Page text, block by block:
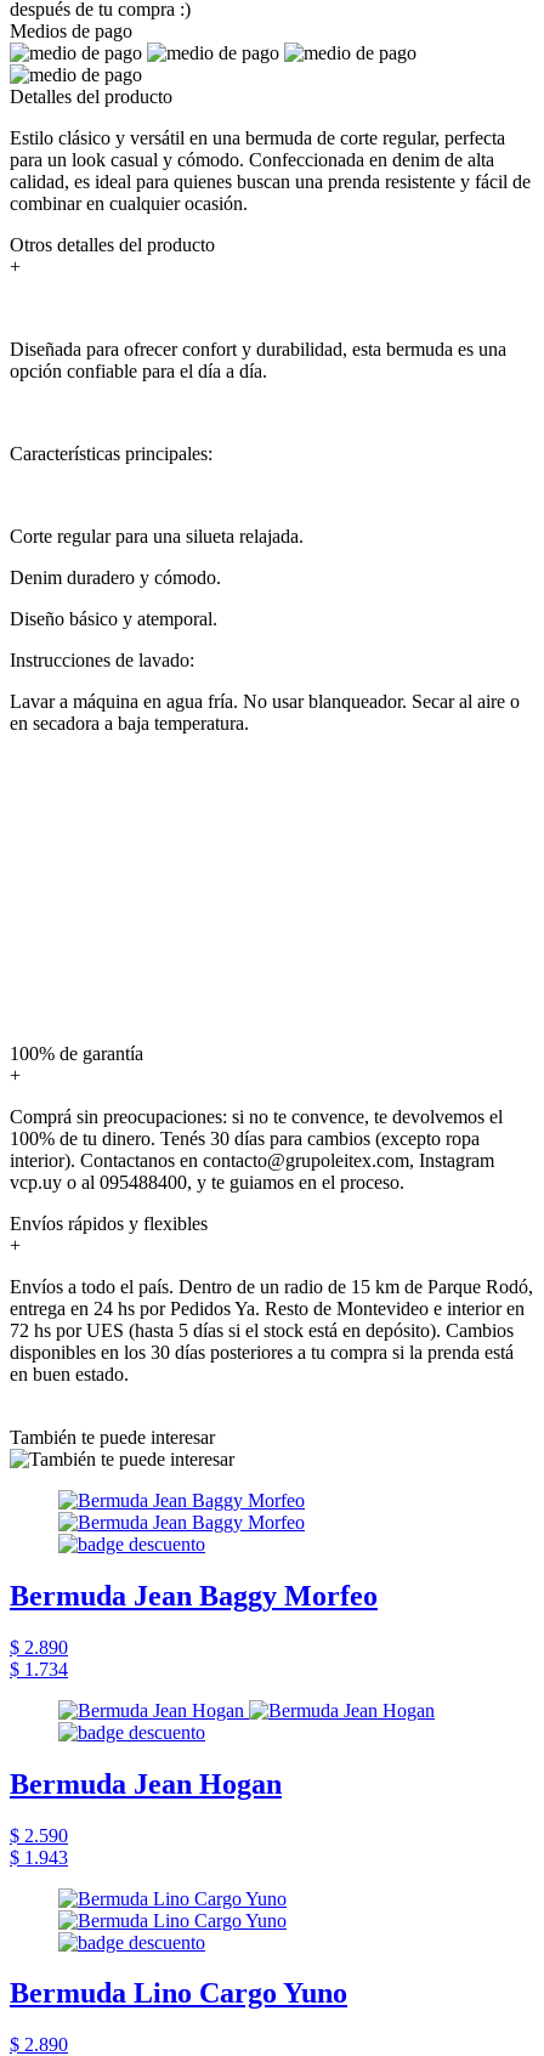
después de tu compra :)
Medios de pago
Detalles del producto
Estilo clásico y versátil en una bermuda de corte regular, perfecta
para un look casual y cómodo. Confeccionada en denim de alta
calidad, es ideal para quienes buscan una prenda resistente y fácil de
combinar en cualquier ocasión.
Otros detalles del producto
+
Diseñada para ofrecer confort y durabilidad, esta bermuda es una
opción confiable para el día a día.
Características principales:
Corte regular para una silueta relajada.
Denim duradero y cómodo.
Diseño básico y atemporal.
Instrucciones de lavado:
Lavar a máquina en agua fría. No usar blanqueador. Secar al aire o
en secadora a baja temperatura.
100% de garantía
+
Comprá sin preocupaciones: si no te convence, te devolvemos el
100% de tu dinero. Tenés 30 días para cambios (excepto ropa
interior). Contactanos en contacto@grupoleitex.com, Instagram
vcp.uy o al 095488400, y te guiamos en el proceso.
Envíos rápidos y flexibles
+
Envíos a todo el país. Dentro de un radio de 15 km de Parque Rodó,
entrega en 24 hs por Pedidos Ya. Resto de Montevideo e interior en
72 hs por UES (hasta 5 días si el stock está en depósito). Cambios
disponibles en los 30 días posteriores a tu compra si la prenda está
en buen estado.
También te puede interesar
Bermuda Jean Baggy Morfeo
$ 2.890
$ 1.734
Bermuda Jean Hogan
$ 2.590
$ 1.943
Bermuda Lino Cargo Yuno
$ 2.890